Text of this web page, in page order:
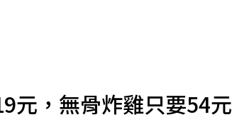
元，無骨炸雞只要54元